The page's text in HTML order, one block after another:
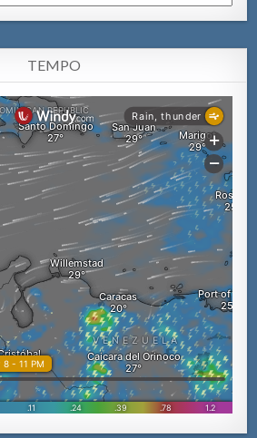
TEMPO